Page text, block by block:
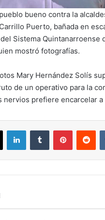
bueno contra la
Puerto, bañada en
Sistema Quintanarroense
mostró fotografías.
Mary Hernández Solís
de un operativo para la
nervios prefiere encarcelar
X LinkedInTumblr Pinterest